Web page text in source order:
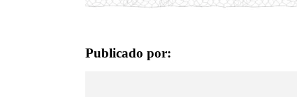
Publicado por: